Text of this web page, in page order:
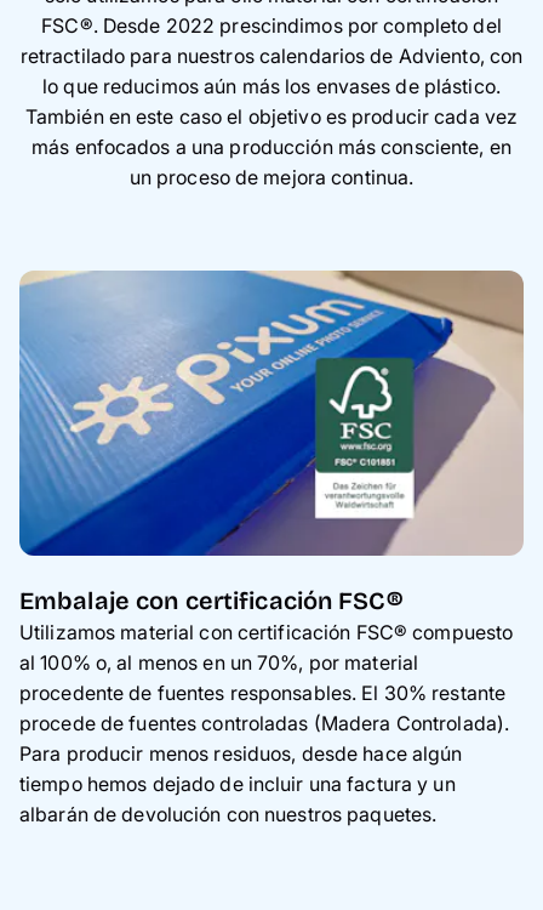
FSC®. Desde 2022 prescindimos por completo del
retractilado para nuestros calendarios de Adviento, con
lo que reducimos aún más los envases de plástico.
También en este caso el objetivo es producir cada vez
más enfocados a una producción más consciente, en
un proceso de mejora continua.
Embalaje con certificación FSC®
Utilizamos material con certificación FSC® compuesto
al 100% o, al menos en un 70%, por material
procedente de fuentes responsables. El 30% restante
procede de fuentes controladas (Madera Controlada).
Para producir menos residuos, desde hace algún
tiempo hemos dejado de incluir una factura y un
albarán de devolución con nuestros paquetes.